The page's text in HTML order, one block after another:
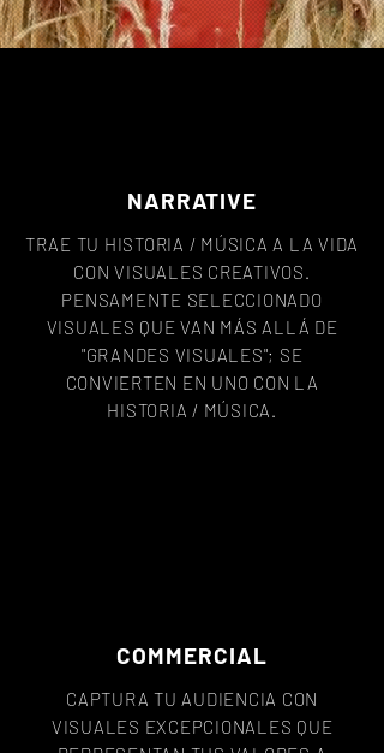
NARRATIVE
TRAE TU HISTORIA / MÚSICA A LA VIDA
CON VISUALES CREATIVOS.
PENSAMENTE SELECCIONADO
VISUALES QUE VAN MÁS ALLÁ DE
"GRANDES VISUALES"; SE
CONVIERTEN EN UNO CON LA
HISTORIA / MÚSICA.
COMMERCIAL
CAPTURA TU AUDIENCIA CON
VISUALES EXCEPCIONALES QUE